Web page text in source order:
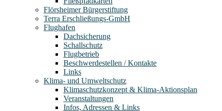
Flörsheimer Bürgerstiftung
Terra Erschließungs-GmbH
Flughafen
Dachsicherung
Schallschutz
Flugbetrieb
Beschwerdestellen / Kontakte
Links
Klima- und Umweltschutz
Klimaschutzkonzept & Klima-Aktionsplan
Veranstaltungen
Infos, Adressen & Links